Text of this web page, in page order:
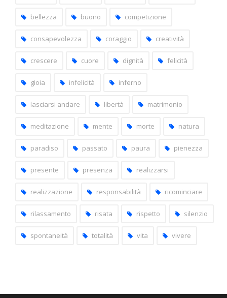
bellezza buono competizione
consapevolezza coraggio creatività
crescere cuore dignità felicità
gioia infelicità inferno
lasciarsi andare libertà matrimonio
meditazione mente morte natura
paradiso passato paura pienezza
presente presenza realizzarsi
realizzazione responsabilità ricominciare
rilassamento risata rispetto silenzio
spontaneità totalità vita vivere